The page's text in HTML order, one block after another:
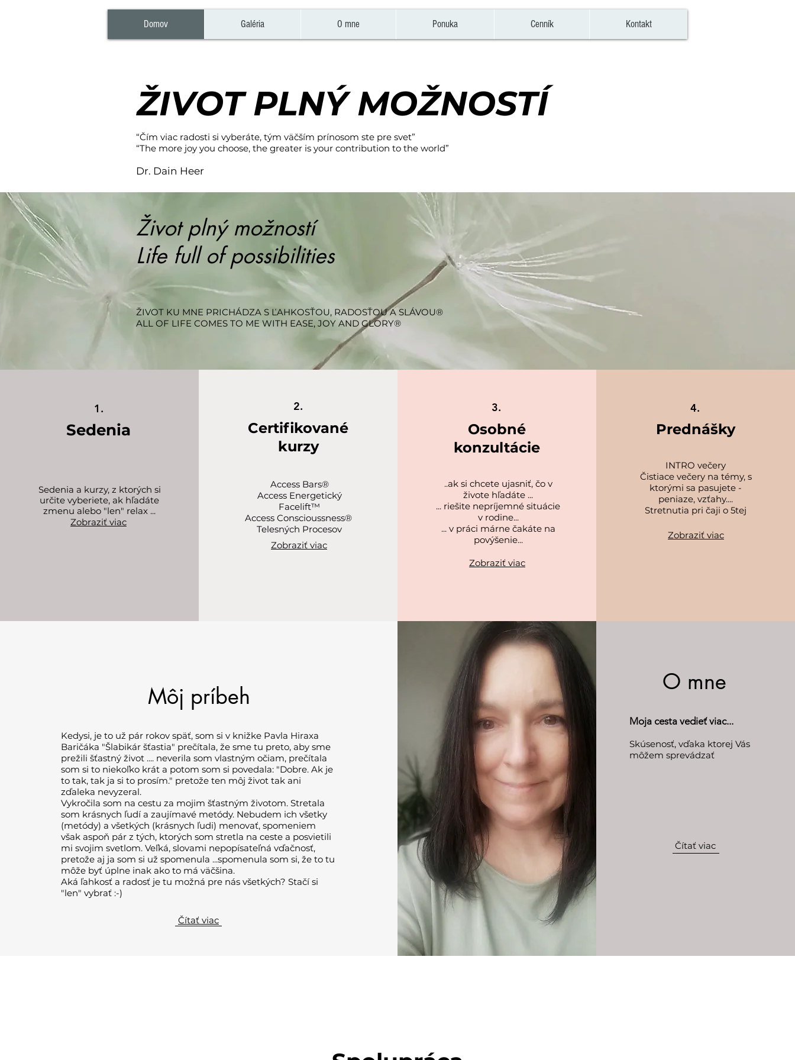
Domov Galéria O mne Ponuka Cenník Kontakt
ŽIVOT PLNÝ MOŽNOSTÍ
“Čím viac radosti si vyberáte, tým väčším prínosom ste pre svet”
“The more joy you choose, the greater is your contribution to the world”
Dr. Dain Heer
Život plný možností
Life full of possibilities
ŽIVOT KU MNE PRICHÁDZA S ĽAHKOSŤOU, RADOSŤOU A SLÁVOU®
ALL OF LIFE COMES TO ME WITH EASE, JOY AND GLORY®
1.
Sedenia
Sedenia a kurzy, z ktorých si
určite vyberiete, ak hľadáte
zmenu alebo "len" relax ...
Zobraziť viac
2.
Certifikované
kurzy
Access Bars®
Access Energetický
Facelift™
Access Conscioussness®
Telesných Procesov
Zobraziť viac
3.
Osobné
konzultácie
..ak si chcete ujasniť, čo v
živote hľadáte ...
... riešite nepríjemné situácie
v rodine...
... v práci márne čakáte na
povýšenie...
Zobraziť viac
4.
Prednášky
INTRO večery
Čistiace večery na témy, s
ktorými sa pasujete -
peniaze, vzťahy....
Stretnutia pri čaji o 5tej
Zobraziť viac
Môj príbeh
Kedysi, je to už pár rokov späť, som si v knižke Pavla Hiraxa
Baričáka "Šlabikár šťastia" prečítala, že sme tu preto, aby sme
prežili šťastný život .... neverila som vlastným očiam, prečítala
som si to niekoľko krát a potom som si povedala: "Dobre. Ak je
to tak, tak ja si to prosím." pretože ten môj život tak ani
zďaleka nevyzeral.
Vykročila som na cestu za mojim šťastným životom. Stretala
som krásnych ľudí a zaujímavé metódy. Nebudem ich všetky
(metódy) a všetkých (krásnych ľudi) menovať, spomeniem
však aspoň pár z tých, ktorých som stretla na ceste a posvietili
mi svojim svetlom. Veľká, slovami nepopísateľná vďačnosť,
pretože aj ja som si už spomenula ...spomenula som si, že to tu
môže byť úplne inak ako to má väčšina.
Aká ľahkosť a radosť je tu možná pre nás všetkých? Stačí si
"len" vybrať :-)
Čítať viac
O mne
Moja cesta vedieť viac...
Skúsenosť, vďaka ktorej Vás
môžem sprevádzať
Čítať viac